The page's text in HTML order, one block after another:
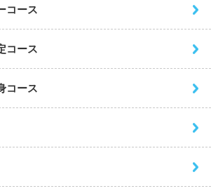
コース
コース
コース